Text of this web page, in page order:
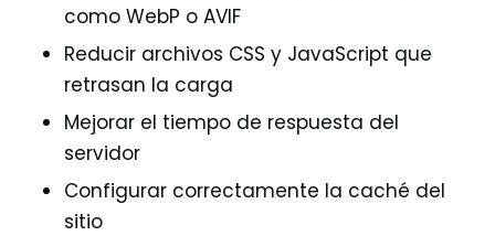
como WebP o AVIF
Reducir archivos CSS y JavaScript que
retrasan la carga
Mejorar el tiempo de respuesta del
servidor
Configurar correctamente la caché del
sitio